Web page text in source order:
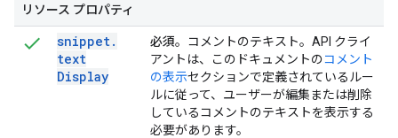
リソース プロパティ
snippet.
text
Display
必須。コメントのテキスト。API クライ
アントは、このドキュメントのコメント
の表示セクションで定義されているルー
ルに従って、ユーザーが編集または削除
しているコメントのテキストを表示する
必要があります。